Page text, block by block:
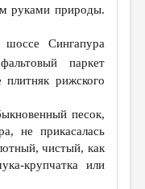
руками природы.
шоссе Сингапура
паркет
рижского
песок,
не прикасалась
чистый, как
крупчатка или